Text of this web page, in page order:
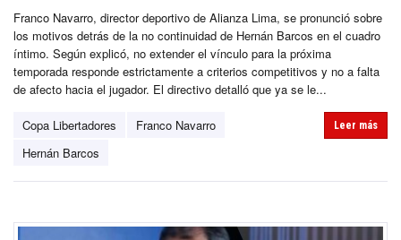
Franco Navarro, director deportivo de Alianza Lima, se pronunció sobre
los motivos detrás de la no continuidad de Hernán Barcos en el cuadro
íntimo. Según explicó, no extender el vínculo para la próxima
temporada responde estrictamente a criterios competitivos y no a falta
de afecto hacia el jugador. El directivo detalló que ya se le...
Copa Libertadores
Franco Navarro
Hernán Barcos
Leer más